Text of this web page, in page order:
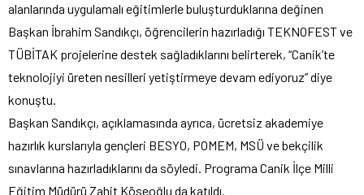
alanlarında uygulamalı eğitimlerle buluşturduklarına değinen
Başkan İbrahim Sandıkçı, öğrencilerin hazırladığı TEKNOFEST ve
TÜBİTAK projelerine destek sağladıklarını belirterek, “Canik’te
teknolojiyi üreten nesilleri yetiştirmeye devam ediyoruz” diye
konuştu.
Başkan Sandıkçı, açıklamasında ayrıca, ücretsiz akademiye
hazırlık kurslarıyla gençleri BESYO, POMEM, MSÜ ve bekçilik
sınavlarına hazırladıklarını da söyledi. Programa Canik İlçe Milli
Eğitim Müdürü Zahit Köseoğlu da katıldı.